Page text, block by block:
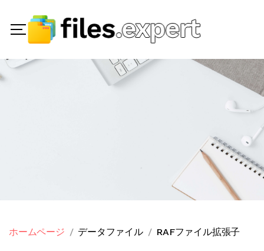
ホームページ データファイル RAFファイル拡張子